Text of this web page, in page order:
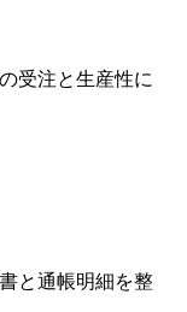
受注と生産性に
と通帳明細を整